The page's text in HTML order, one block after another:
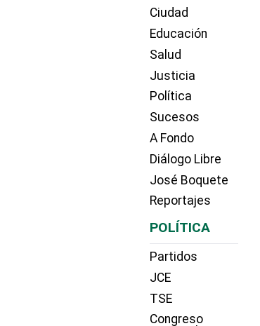
Ciudad
Educación
Salud
Justicia
Política
Sucesos
A Fondo
Diálogo Libre
José Boquete
Reportajes
POLÍTICA
Partidos
JCE
TSE
Congreso